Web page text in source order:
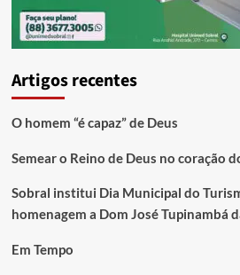
Artigos recentes
O homem “é capaz” de Deus
Semear o Reino de Deus no coração
Sobral institui Dia Municipal do
homenagem a Dom José Tupinambá
Em Tempo